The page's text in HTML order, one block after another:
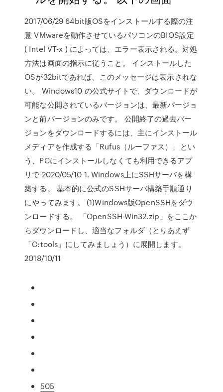
2017/06/29 64bit版OSをインストールする際の注
意 VMwareを動作させているパソコンのBIOS設定
( Intel VT-x ) によっては、エラー表示される。対処
方法は画面の指示に従うこと。 インストールした
OSが32bitであれば、このメッセージは表示されな
い。 Windows10 の公式サイトで、ダウンロードが
可能な公開されているバージョンは、最新バージョ
ンと前バージョンのみです。 公開終了の過去バー
ジョンをダウンロードするには、主にインストール
メディアを作成する「Rufus（ルーファス）」とい
う、PCにインストールしなくても利用できるアプ
リで 2020/05/10 1. Windows上にSSHサーバを構
築する。 基本的に公式のSSHサーバ構築手順通り
にやってみます。 (1)Windows版OpenSSHをダウ
ンロードする。 「OpenSSH-Win32.zip」をここか
らダウンロードし、適当なフォルダ（とりあえず
「C:tools」にしてみましょう）に展開します。
2018/10/11
505